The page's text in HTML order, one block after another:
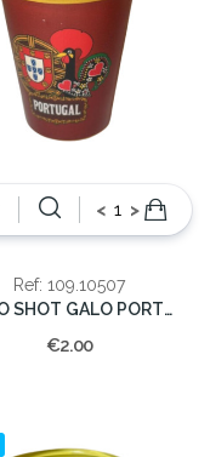
< >
Ref: 109.10507
COPO SHOT GALO PORTUGAL
€2.00